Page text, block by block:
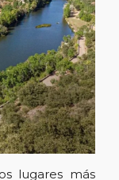
lugares más